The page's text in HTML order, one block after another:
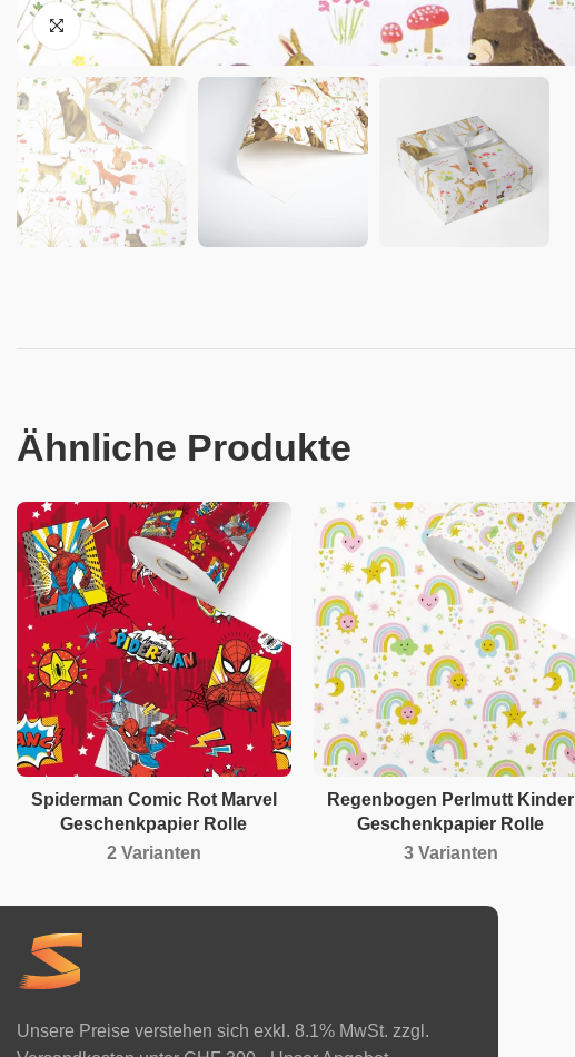
Ähnliche Produkte
Spiderman Comic Rot Marvel
Geschenkpapier Rolle
2 Varianten
Regenbogen Perlmutt Kinder
Geschenkpapier Rolle
3 Varianten
Unsere Preise verstehen sich exkl. 8.1% MwSt. zzgl.